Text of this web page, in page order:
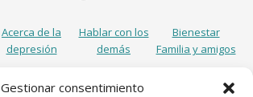
Gestionar consentimiento
Acerca de la
depresión
Hablar con los
demás
Bienestar
Familia y amigos